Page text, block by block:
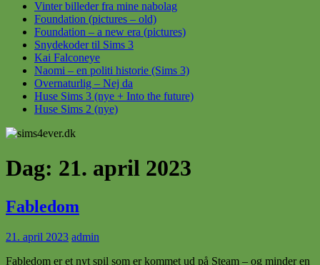
Vinter billeder fra mine nabolag
Foundation (pictures – old)
Foundation – a new era (pictures)
Snydekoder til Sims 3
Kai Falconeye
Naomi – en politi historie (Sims 3)
Overnaturlig – Nej da
Huse Sims 3 (nye + Into the future)
Huse Sims 2 (nye)
Dag: 21. april 2023
Fabledom
21. april 2023 admin
Fabledom er et nyt spil som er kommet ud på Steam – og minder en